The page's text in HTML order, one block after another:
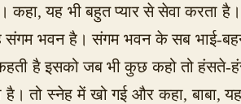
कहा, यह भी बहुत प्यार से सेवा
भवन है। संगम भवन के सब भाई-बहनों
है इसको जब भी कुछ कहो तो
तो स्नेह में खो गई और कहा, बाबा,